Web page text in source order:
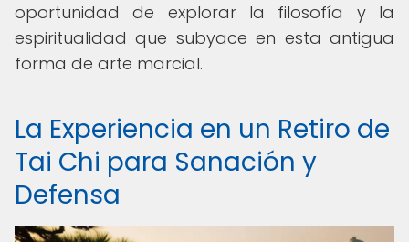
oportunidad de explorar la filosofía y la
espiritualidad que subyace en esta antigua
forma de arte marcial.
La Experiencia en un Retiro de
Tai Chi para Sanación y
Defensa